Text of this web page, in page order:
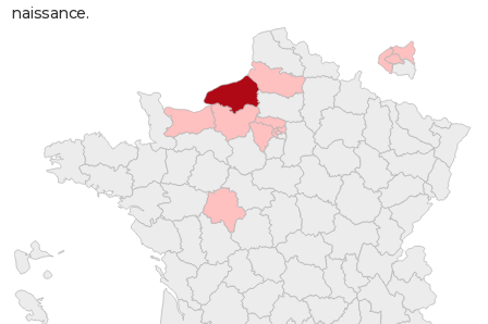
naissance.